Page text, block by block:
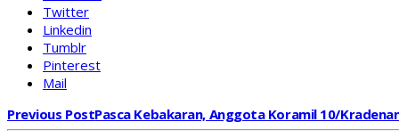
Twitter
Linkedin
Tumblr
Pinterest
Mail
Previous PostPasca Kebakaran, Anggota Koramil 10/